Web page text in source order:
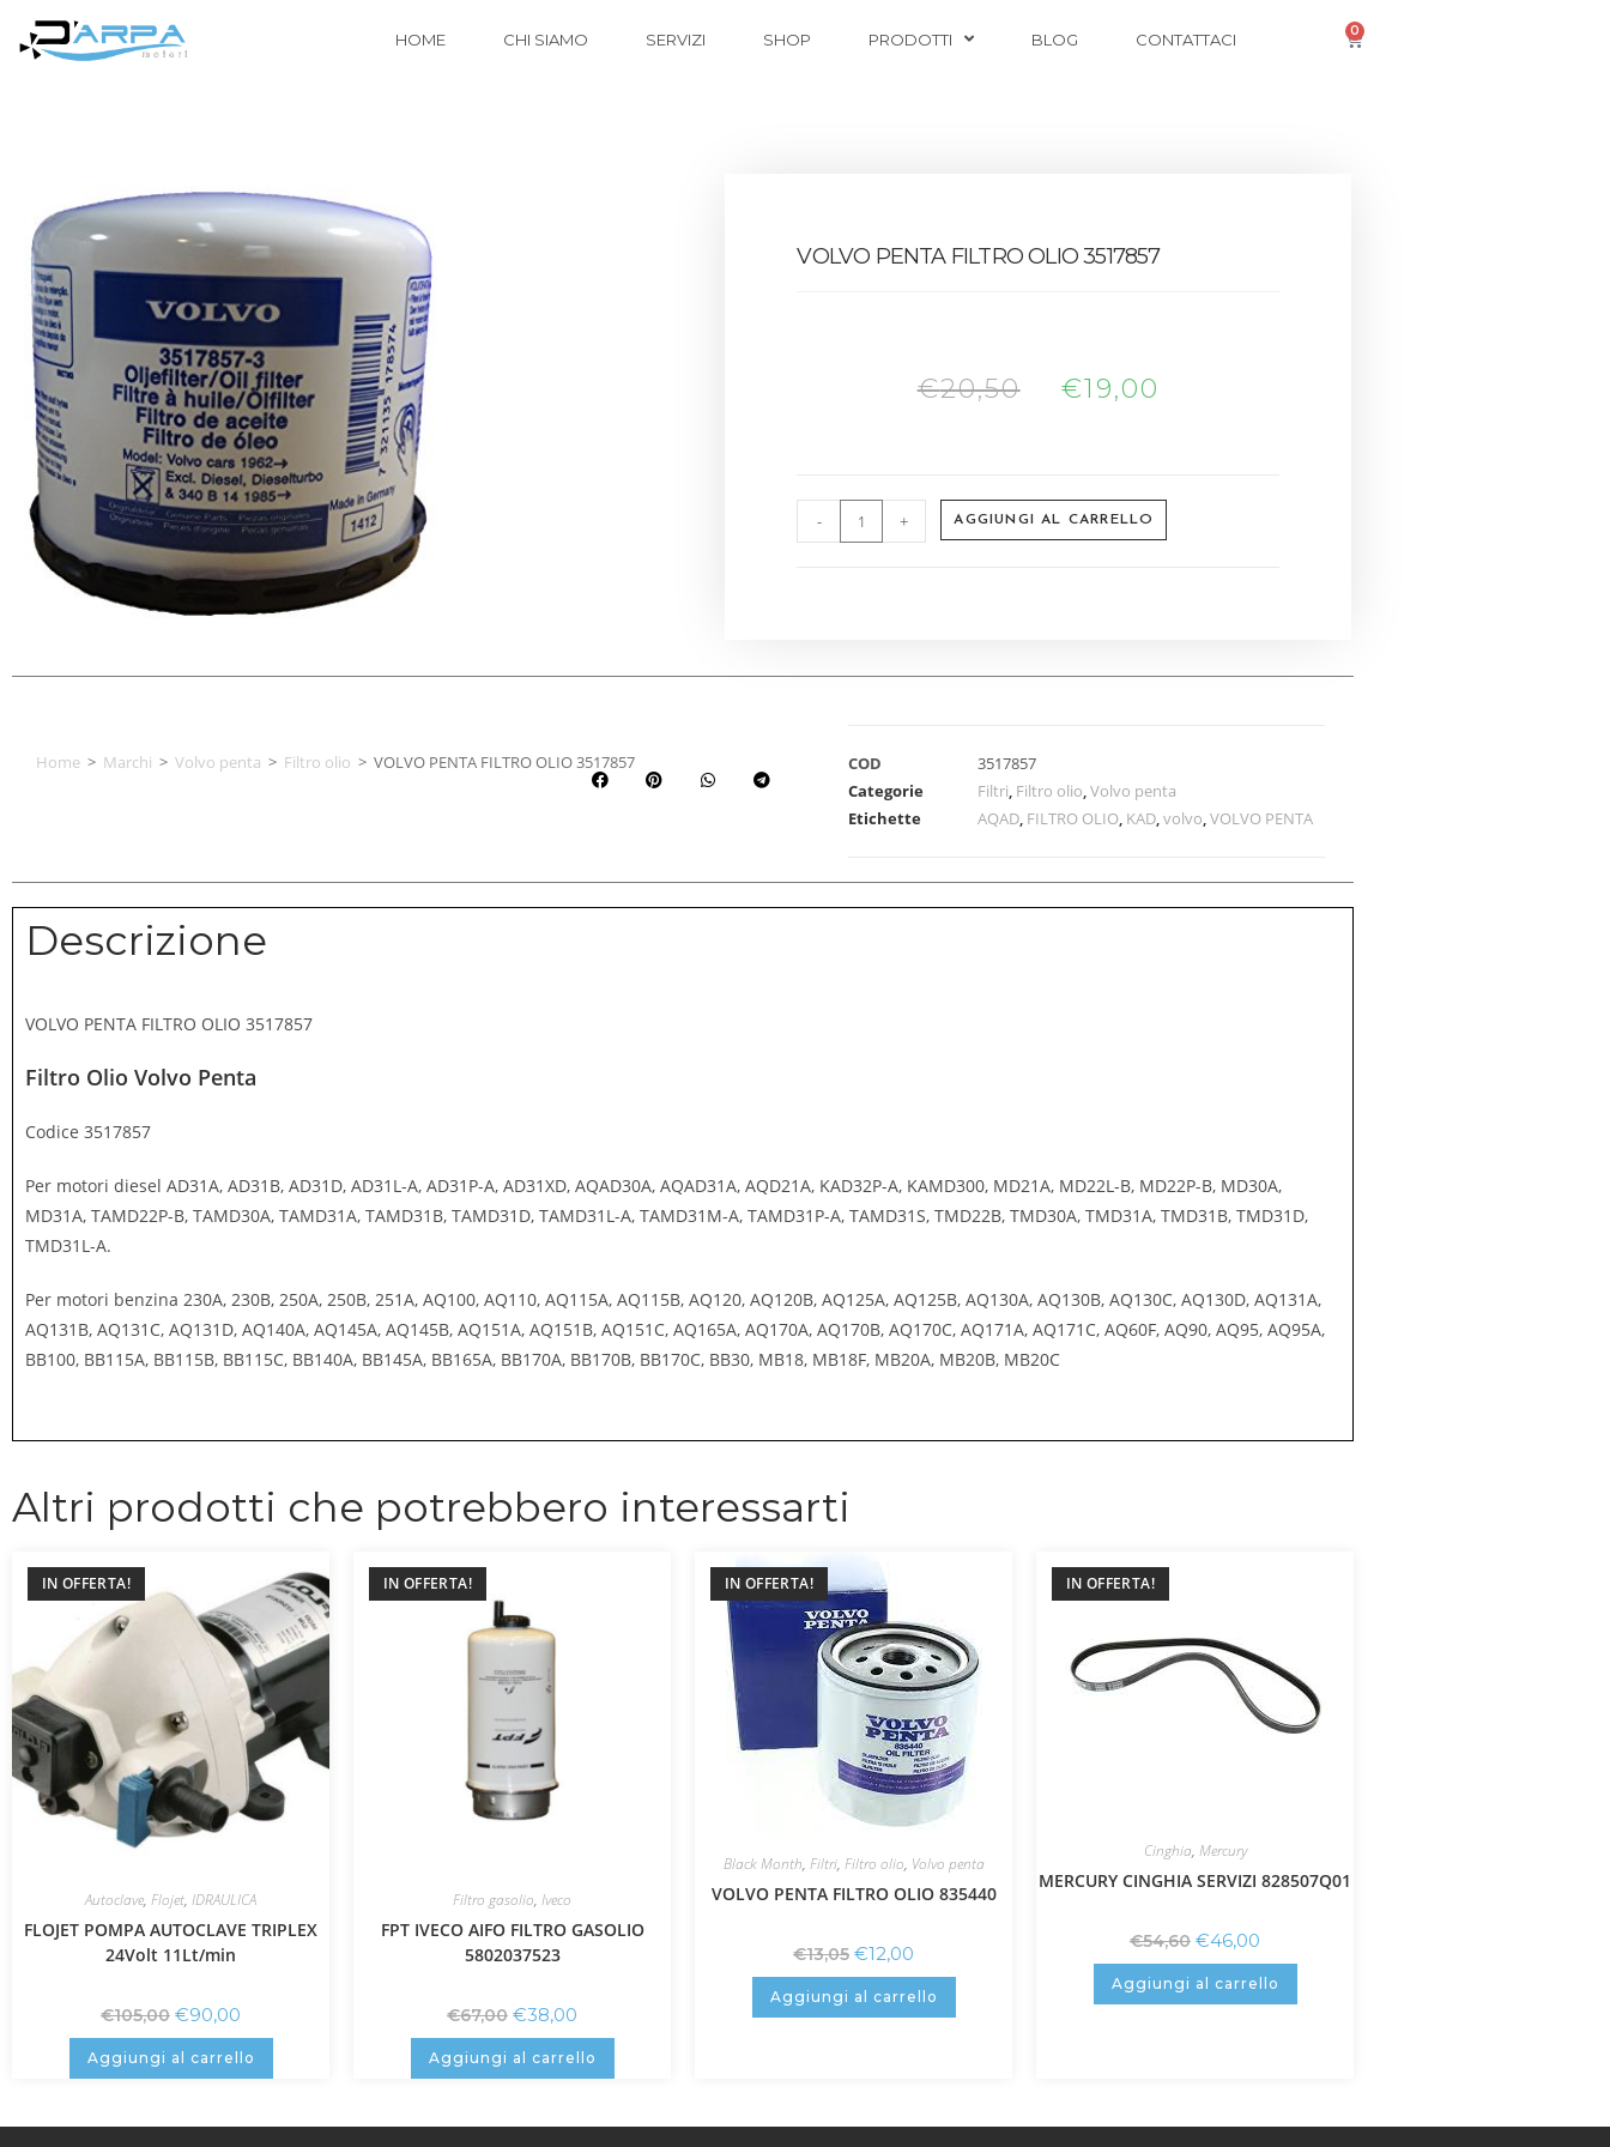
HOME CHI SIAMO SERVIZI SHOP PRODOTTI BLOG CONTATTACI 0
VOLVO PENTA FILTRO OLIO 3517857
€20,50 €19,00
- + AGGIUNGI AL CARRELLO
Home > Marchi > Volvo penta > Filtro olio > VOLVO PENTA FILTRO OLIO 3517857 COD
3517857
Categorie
Filtri, Filtro olio,Volvo penta
Etichette
AQAD, FILTRO OLIO, KAD,volvo,VOLVO PENTA
Descrizione
VOLVO PENTA FILTRO OLIO 3517857
Filtro Olio Volvo Penta
Codice 3517857
Per motori diesel AD31A, AD31B, AD31D, AD31L-A, AD31P-A, AD31XD, AQAD30A, AQAD31A, AQD21A, KAD32P-A, KAMD300, MD21A, MD22L-B, MD22P-B, MD30A,
MD31A, TAMD22P-B, TAMD30A, TAMD31A, TAMD31B, TAMD31D, TAMD31L-A, TAMD31M-A, TAMD31P-A, TAMD31S, TMD22B, TMD30A, TMD31A, TMD31B, TMD31D,
TMD31L-A.
Per motori benzina 230A, 230B, 250A, 250B, 251A, AQ100, AQ110, AQ115A, AQ115B, AQ120, AQ120B, AQ125A, AQ125B, AQ130A, AQ130B, AQ130C, AQ130D, AQ131A,
AQ131B, AQ131C, AQ131D, AQ140A, AQ145A, AQ145B, AQ151A, AQ151B, AQ151C, AQ165A, AQ170A, AQ170B, AQ170C, AQ171A, AQ171C, AQ60F, AQ90, AQ95, AQ95A,
BB100, BB115A, BB115B, BB115C, BB140A, BB145A, BB165A, BB170A, BB170B, BB170C, BB30, MB18, MB18F, MB20A, MB20B, MB20C
Altri prodotti che potrebbero interessarti
IN OFFERTA!
Autoclave, Flojet, IDRAULICA
FLOJET POMPA AUTOCLAVE TRIPLEX
24Volt 11Lt/min
€105,00 €90,00
Aggiungi al carrello
IN OFFERTA!
Filtro gasolio, Iveco
FPT IVECO AIFO FILTRO GASOLIO
5802037523
€67,00 €38,00
Aggiungi al carrello
IN OFFERTA!
Black Month, Filtri, Filtro olio, Volvo penta
VOLVO PENTA FILTRO OLIO 835440
€13,05 €12,00
Aggiungi al carrello
IN OFFERTA!
Cinghia, Mercury
MERCURY CINGHIA SERVIZI 828507Q01
€54,60 €46,00
Aggiungi al carrello